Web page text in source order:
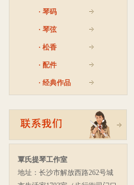
· 琴码
· 琴弦
· 松香
· 配件
· 经典作品
覃氏提琴工作室
地址：长沙市解放西路262号城